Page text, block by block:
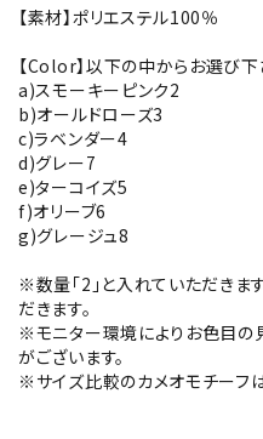
【素材】ポリエステル100％
【Color】以下の中からお選び下
a)スモーキーピンク2
b)オールドローズ3
c)ラベンダー4
d)グレー7
e)ターコイズ5
f)オリーブ6
g)グレージュ8
※数量「2」と入れていただきま
だきます。
※モニター環境によりお色目
がございます。
※サイズ比較のカメオモチー